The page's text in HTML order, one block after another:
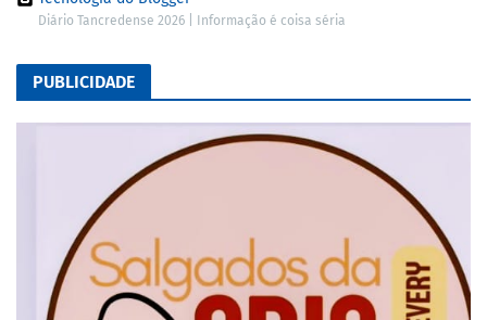
Diário Tancredense 2026 | Informação é coisa séria
PUBLICIDADE